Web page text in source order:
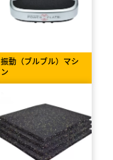
振動（ブルブル）マシ
ン